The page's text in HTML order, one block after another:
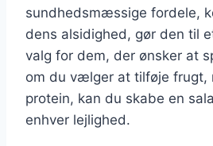
sundhedsmæssige fordele,
dens alsidighed, gør den til
valg for dem, der ønsker at
om du vælger at tilføje frugt,
protein, kan du skabe en
enhver lejlighed.